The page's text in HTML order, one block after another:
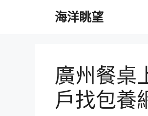
海洋眺望
廣州餐桌
戶找包養